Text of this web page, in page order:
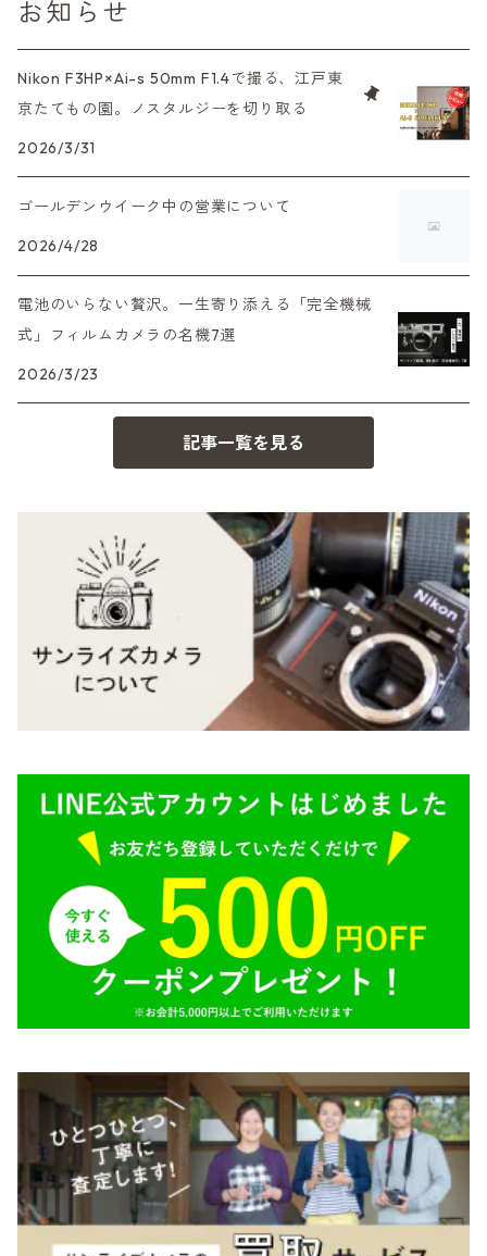
M42単焦点レンズ
XAシリーズ
Konica（コニカ）
C35シリーズ
Leica（ライカ）
バルナック
Mシリーズ
minilux
HASSELBLAD（ハッセルブラッド）
500台シリーズ
Rollei（ローライ）
35シリーズ
RICOH（リコー）
コンパクト
Voigtlander（フォクトレンダー）
Carl Zeiss（カールツァイス）
Mamiya（マミヤ）
Plaubel（プラウベル）
SONY（ソニー）
SIGMA（シグマ）
Tokina（トキナー）
TAMRON（タムロン）
その他
中判カメラ
大判カメラ
デジタルカメラ
フィルムカメラその他
S（ニコン）
FD（キヤノン）
EF（キヤノン）
OM（オリンパス）
A（ミノルタ（ソニー））
MD（ミノルタ）
CY（ヤシカコンタックス）
M（ライカ）
R（ライカ）
AR（コニカ）
O（その他）
滅多にお目にかかれない激レア商品！
プレゼント、贈答用にも！
お知らせ
Nikon F3HP×Ai-s 50mm F1.4で撮る、江戸東
京たてもの園。ノスタルジーを切り取る
2026/3/31
ゴールデンウイーク中の営業について
2026/4/28
電池のいらない贅沢。一生寄り添える「完全機械
式」フィルムカメラの名機7選
2026/3/23
記事一覧を見る